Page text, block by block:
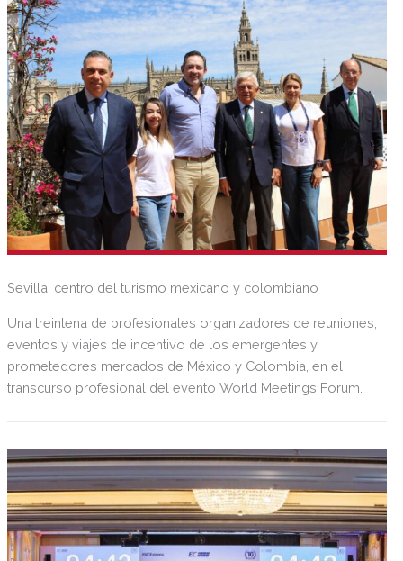
medio alto de poder adquisitivo, entre los consumidores
turísticos generales.
Sevilla, centro del turismo mexicano y colombiano
Una treintena de profesionales organizadores de reuniones,
eventos y viajes de incentivo de los emergentes y
prometedores mercados de México y Colombia, en el
transcurso profesional del evento World Meetings Forum.